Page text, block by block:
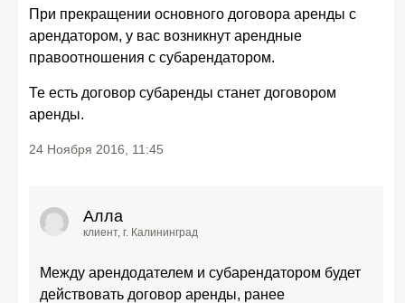
При прекращении основного договора аренды с
арендатором, у вас возникнут арендные
правоотношения с субарендатором.
Те есть договор субаренды станет договором
аренды.
24 Ноября 2016, 11:45
Алла
клиент, г. Калининград
Между арендодателем и субарендатором будет
действовать договор аренды, ранее